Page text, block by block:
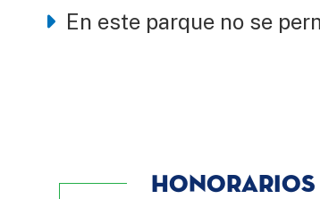
En este parque no se
HONORARIOS